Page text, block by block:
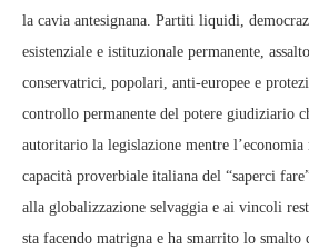
la cavia antesignana. Partiti liquidi,
esistenziale e istituzionale permanente,
conservatrici, popolari, anti-europee e
controllo permanente del potere giudiziario
autoritario la legislazione mentre l’economia
capacità proverbiale italiana del “saperci
alla globalizzazione selvaggia e ai vincoli
sta facendo matrigna e ha smarrito lo smalto